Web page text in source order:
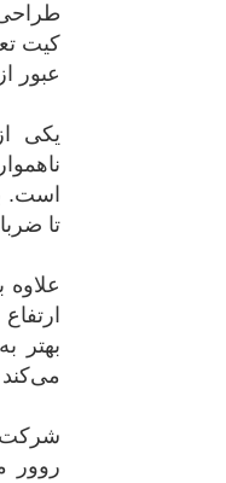
کیت
عبور
یکی
است.
تا
علاوه
بهتر
می‌کند
شرکت
روور